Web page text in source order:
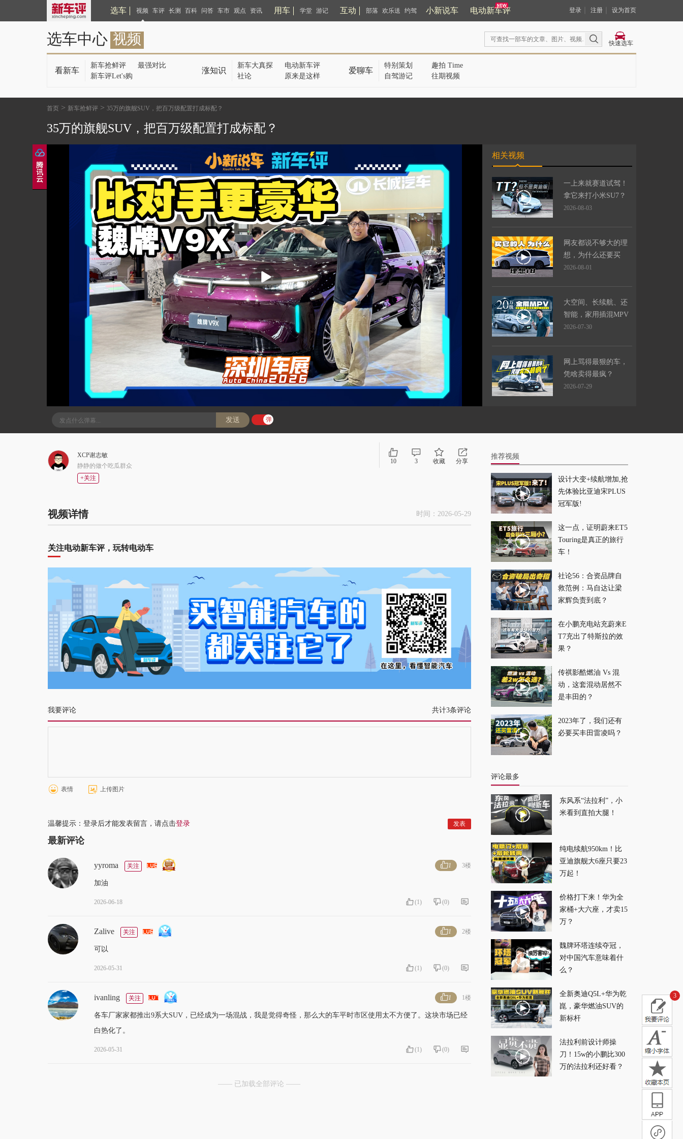
选车 视频 车评 长测 百科 问答 车市 观点 资讯 用车 学堂 游记 互动 部落 欢乐送 约驾 小新说车 电动新车评 登录 注册 设为首页
选车中心 视频 快速选车
看新车
新车抢鲜评
最强对比
新车评Let's购
涨知识
新车大真探
电动新车评
社论
原来是这样
爱聊车
特别策划
趣拍 Time
自驾游记
往期视频
首页 > 新车抢鲜评 > 35万的旗舰SUV，把百万级配置打成标配？
35万的旗舰SUV，把百万级配置打成标配？
发送 弹
播
放
相关视频
一上来就赛道试驾！
拿它来打小米SU7？
2026-08-03
网友都说不够大的理
想，为什么还要买
它？
2026-08-01
大空间、长续航、还
智能，家用插混MPV
标准答案
2026-07-30
网上骂得最狠的车，
凭啥卖得最疯？
2026-07-29
的旅行车？
308匹马力！5秒级加
速！油耗低至4.XL？
蓝牌混动这么猛？
2026-07-29
为了摧毁这台国产
车，我们连续弹射100
最贵的smart！优惠5
2026-07-27
加速居然不是它最大
优点
2026-07-24
超大杯空间+闪充!秦
MAX要做15万级家用
XCP谢志敏
静静的做个吃瓜群众
+关注
10 3 收藏 分享
视频详情 时间：2026-05-29
关注电动新车评，玩转电动车
共计3条评论
我要评论
表情 上传图片
温馨提示：登录后才能发表留言，请点击登录
最新评论
yyroma 关注 3楼
1
加油
2026-06-18 (1) (0)
Zalive 关注 2楼
1
可以
2026-05-31 (1) (0)
ivanling 关注 1楼
1
各车厂家家都推出9系大SUV，已经成为一场混战，我是觉得奇怪，那么大的车平时市区使用太不方便了。这块市场已经
白热化了。
2026-05-31 (1) (0)
—— 已加载全部评论 ——
推荐视频
设计大变+续航增加,抢
先体验比亚迪宋PLUS
冠军版!
这一点，证明蔚来ET5
Touring是真正的旅行
车！
社论56：合资品牌自
救范例：马自达让梁
家辉负责到底？
在小鹏充电站充蔚来E
T7充出了特斯拉的效
果？
传祺影酷燃油 Vs 混
动，这套混动居然不
是丰田的？
2023年了，我们还有
必要买丰田雷凌吗？
评论最多
东风系“法拉利”，小
米看到直拍大腿！
纯电续航950km！比
亚迪旗舰大6座只要23
万起！
价格打下来！华为全
家桶+大六座，才卖15
万？
魏牌环塔连续夺冠，
对中国汽车意味着什
么？
全新奥迪Q5L+华为乾
崑，豪华燃油SUV的
新标杆
法拉利前设计师操
刀！15w的小鹏比300
万的法拉利还好看？
3